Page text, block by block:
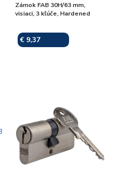
Zámok FAB 30H/63 mm,
visiaci, 3 kľúče, Hardened
€ 9,37